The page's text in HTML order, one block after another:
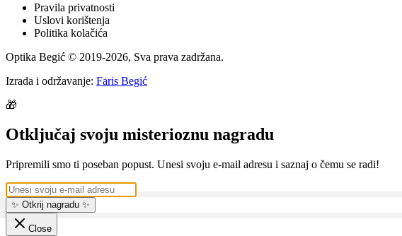
Pravila privatnosti
Uslovi korištenja
Politika kolačića
Optika Begić © 2019-2026, Sva prava zadržana.
Izrada i održavanje: Faris Begić
🎁
Otključaj svoju misterioznu nagradu
Pripremili smo ti poseban popust. Unesi svoju e-mail adresu i saznaj o čemu se radi!
✨ Otkrij nagradu ✨
Close